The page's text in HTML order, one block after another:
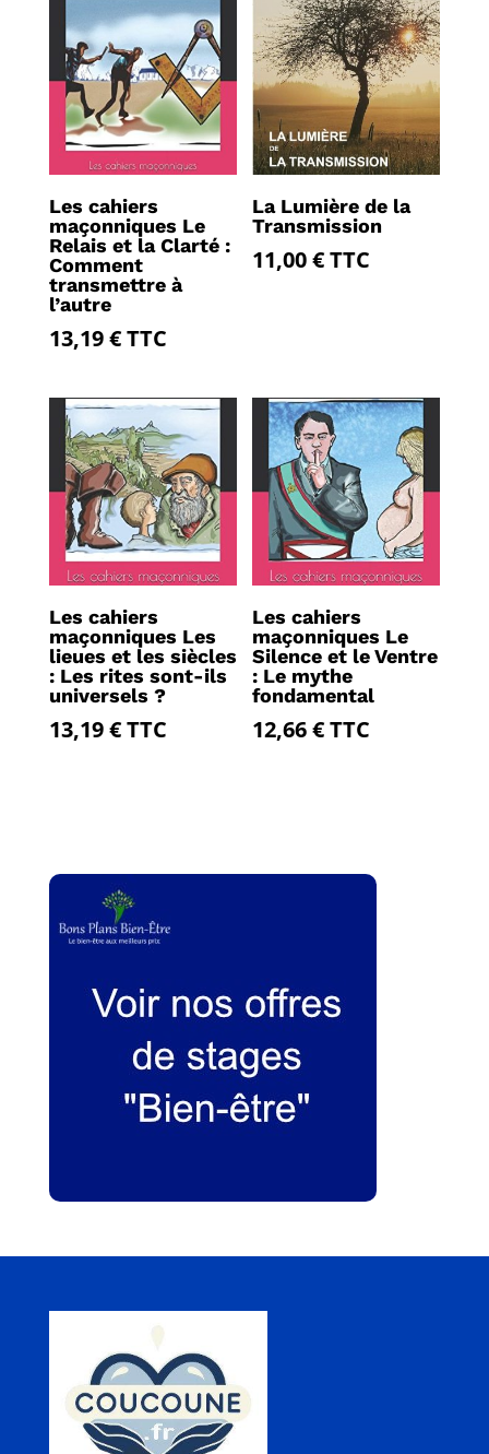
Les cahiers
maçonniques Le
Relais et la Clarté :
Comment
transmettre à
l’autre
13,19€TTC
La Lumière de la
Transmission
11,00€TTC
Les cahiers
maçonniques Les
lieues et les siècles
: Les rites sont-ils
universels ?
13,19€TTC
Les cahiers
maçonniques Le
Silence et le Ventre
: Le mythe
fondamental
12,66€TTC